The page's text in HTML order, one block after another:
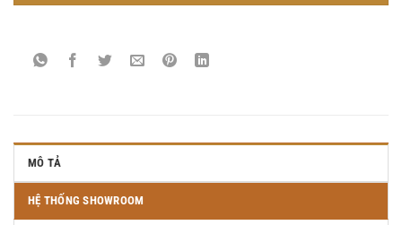
MÔ TẢ
HỆ THỐNG SHOWROOM